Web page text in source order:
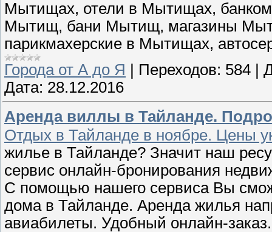
Мытищах, отели в Мытищах,
Мытищ, бани Мытищ, магазины
парикмахерские в Мытищах,
Города от А до Я
Переходов: 584
Дата: 28.12.2016
Аренда виллы в Тайланде.
Отдых в Тайланде в ноябре. Цены
жилье в Тайланде? Значит наш
сервис онлайн-бронирования
С помощью нашего сервиса Вы
дома в Тайланде. Аренда жилья
авиабилеты. Удобный онлайн-